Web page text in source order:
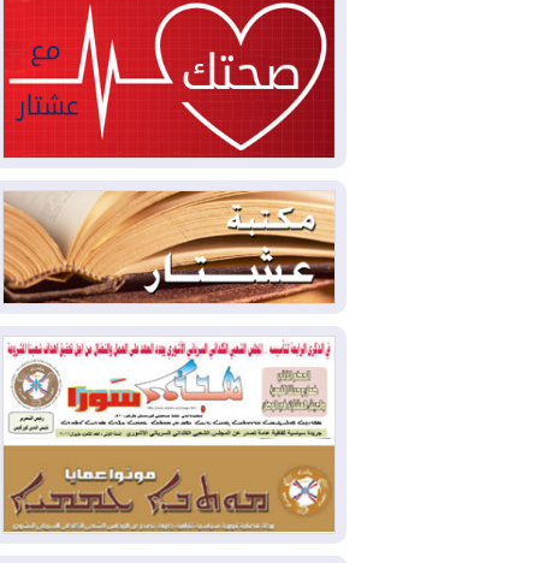
2026-08-03
أوامر بإجلاء 60 ألف شخص
بسبب الحرائق في ولاية واشنطن
2026-08-02
مشروع "حسابي" يُمهل
الموظفين حتى نهاية أغسطس لاستلام
بطاقاتهم المصرفية
2026-08-02دمشق وعمّان تحذران بغداد:
أي هجوم من أراضي العراق سيواجه برد
2026-08-02ترامب: الولايات المتحدة
وإسرائيل تعلقان شن ضربات على إيران
2026-08-01
تقرير: الولايات المتحدة تسحب
منظومة باتريوت الدفاعية من أربيل
2026-08-01
النفط: اتفاقية ثلاثية لاستئناف
التصدير عبر جيهان بطاقة 750 ألف برميل
يومياً